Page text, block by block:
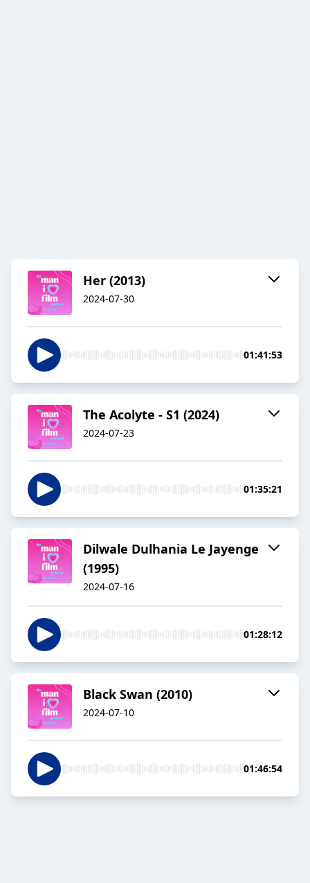
Her (2013)
2024-07-30
01:41:53
The Acolyte - S1 (2024)
2024-07-23
01:35:21
Dilwale Dulhania Le Jayenge
(1995)
2024-07-16
01:28:12
Black Swan (2010)
2024-07-10
01:46:54